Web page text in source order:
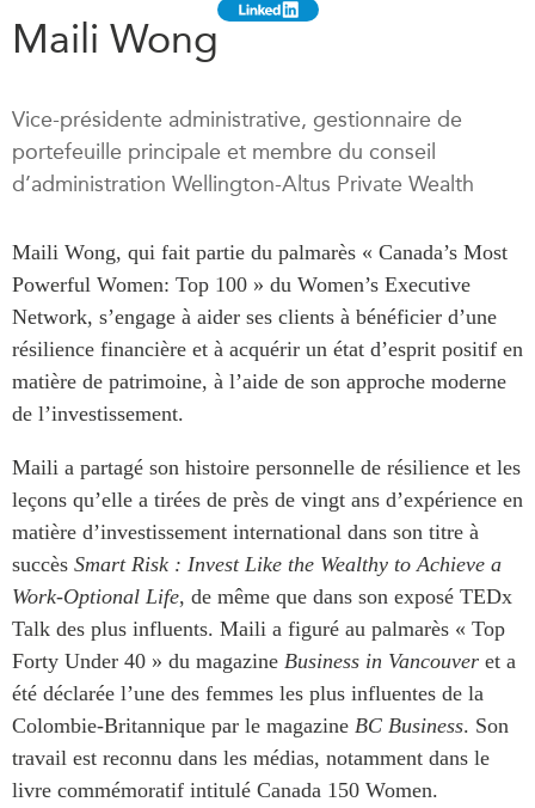
Rapports Annuels
Toutes les publications
Asie du Sud-Est
CPTPP Portal
Bourses
Auteurs
Initiative indo-pacifique
Dialogues et tables rondes
Centre sur les minéraux
l’Indo-Pacifique
Enjeux émergents
En éducation
féminines
Le Partenariat APEC-
Canada pour la croissance
Podcast Archive
PUBLICATIONS
Perspectives
Dépêches
Rapports et notes de
synthèse
Réflexions stratégiques
Séries spéciales
Pleins feux
NOTRE RÉSEAU DE
SITES WEB
Programme d’études Asie-
Pacifique
Investment Monitor
Projet APEC-Canada pour
Maili Wong
Vice-présidente administrative, gestionnaire de
portefeuille principale et membre du conseil
d’administration Wellington-Altus Private Wealth
Maili Wong, qui fait partie du palmarès « Canada’s Most
Powerful Women: Top 100 » du Women’s Executive
Network, s’engage à aider ses clients à bénéficier d’une
résilience financière et à acquérir un état d’esprit positif en
matière de patrimoine, à l’aide de son approche moderne
de l’investissement.
Maili a partagé son histoire personnelle de résilience et les
leçons qu’elle a tirées de près de vingt ans d’expérience en
matière d’investissement international dans son titre à
succès Smart Risk : Invest Like the Wealthy to Achieve a
Work-Optional Life, de même que dans son exposé TEDx
Talk des plus influents. Maili a figuré au palmarès « Top
Forty Under 40 » du magazine Business in Vancouver et a
été déclarée l’une des femmes les plus influentes de la
Colombie-Britannique par le magazine BC Business. Son
travail est reconnu dans les médias, notamment dans le
livre commémoratif intitulé Canada 150 Women.